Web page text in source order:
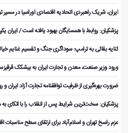
ایران، شریک راهبردی اتحادیه اقتصادی اوراسیا در
پزشکیان: روابط با همسایگان بهبود یافته است / ایران
کنایه بقائی به ترامپ: سوداگری جنگ و تقسیم غنایم
ورود وزیر صنعت، معدن و تجارت ایران به بیشکک
ضرورت بهره‌گیری از ظرفیت توافقنامه تجارت آزاد ایران و
پزشکیان: سخت‌ترین شرایط پس از انقلاب را با اتکای
عزم راسخ تهران و اسلام‌آباد برای ارتقای سطح مناسبات